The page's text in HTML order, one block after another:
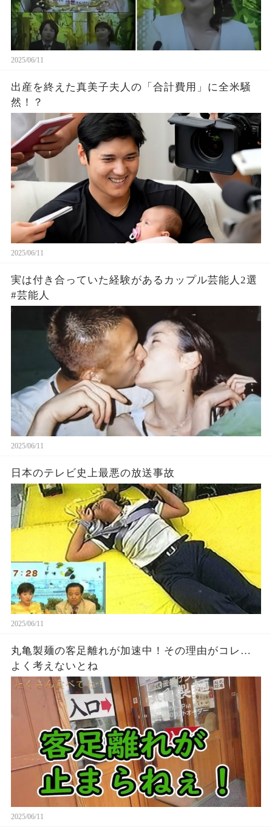
2025/06/11
出産を終えた真美子夫人の「合計費用」に全米騒
然！？
2025/06/11
実は付き合っていた経験があるカップル芸能人2選
#芸能人
2025/06/11
日本のテレビ史上最悪の放送事故
2025/06/11
丸亀製麺の客足離れが加速中！その理由がコレ…
よく考えないとね
2025/06/11